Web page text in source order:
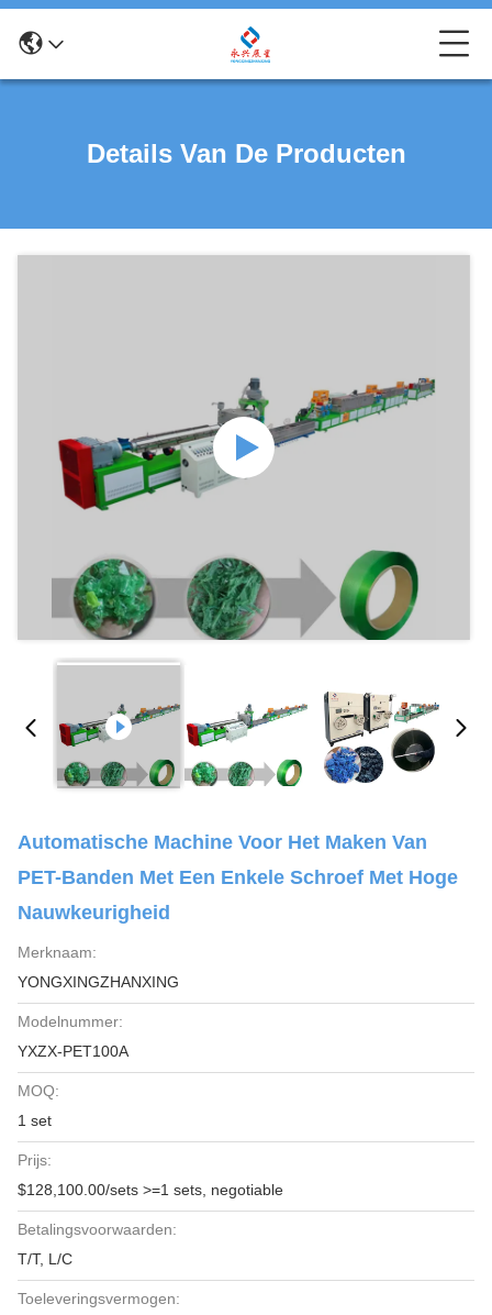
Details Van De Producten
Automatische Machine Voor Het Maken Van
PET-Banden Met Een Enkele Schroef Met Hoge
Nauwkeurigheid
Merknaam:
YONGXINGZHANXING
Modelnummer:
YXZX-PET100A
MOQ:
1 set
Prijs:
$128,100.00/sets >=1 sets, negotiable
Betalingsvoorwaarden:
T/T, L/C
Toeleveringsvermogen: